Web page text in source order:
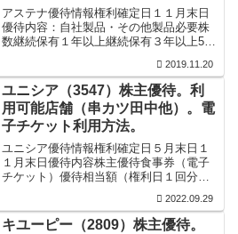
待クロス情報。
アステナ優待情報権利確定日１１月末日
優待内容：自社製品・その他製品必要株
数継続保有１年以上継続保有３年以上500
当・その他製品：1000円相当Ｂコース・
自社製品：5000円相当・その他製品：
2000円相...
2019.11.20
ユニシア（3547）株主優待。利
用可能店舗（串カツ田中他）。電
子チケット利用方法。
ユニシア優待情報権利確定日５月末日１
１月末日優待内容株主優待食事券（電子
チケット）優待相当額（権利日１回分）
当300株以上4000円相当600株以上6000円
相当900株以上8000円相当優待価値ユ...
2022.09.29
キユーピー（2809）株主優待。